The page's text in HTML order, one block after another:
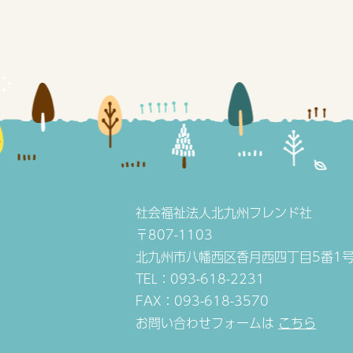
社会福祉法人北九州フレンド社
〒807-1103
北九州市八幡西区香月西四丁目5番1
TEL：093-618-2231
FAX：093-618-3570
お問い合わせフォームは こちら